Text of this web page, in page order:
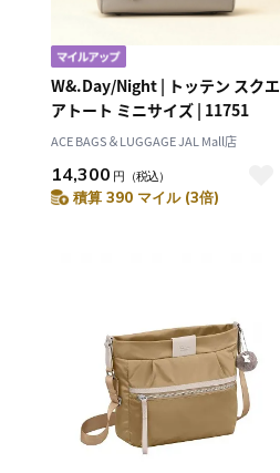
W&.Day/Night | トッテン スクエ
アトート ミニサイズ | 11751
ACE BAGS＆LUGGAGE JAL Mall店
14,300 円 （税込）
積算 390 マイル (3倍)